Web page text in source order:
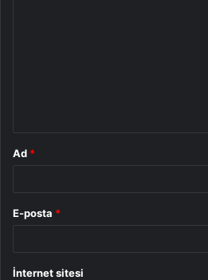
Ad *
E-posta *
İnternet sitesi